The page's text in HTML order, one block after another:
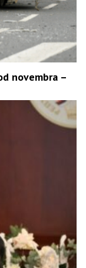
novembra –